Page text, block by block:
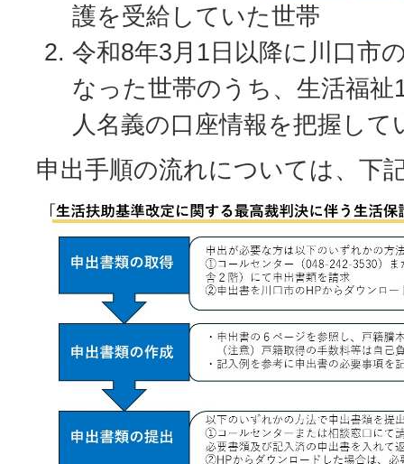
護を受給していた世帯
令和8年3月1日以降に川口市
なった世帯のうち、生活福祉
人名義の口座情報を把握して
申出手順の流れについては、下